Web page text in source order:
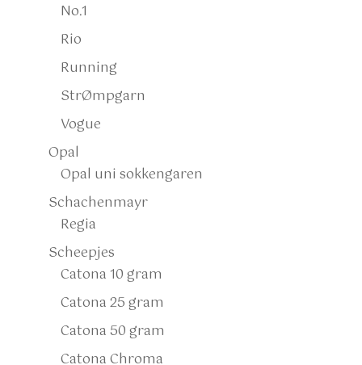
No.1
Rio
Running
StrØmpgarn
Vogue
Opal
Opal uni sokkengaren
Schachenmayr
Regia
Scheepjes
Catona 10 gram
Catona 25 gram
Catona 50 gram
Catona Chroma